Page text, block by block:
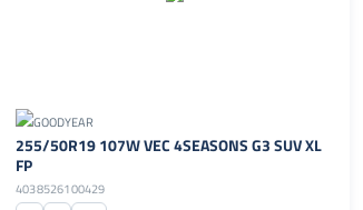
255/50R19 107W VEC 4SEASONS G3 SUV XL
FP
4038526100429